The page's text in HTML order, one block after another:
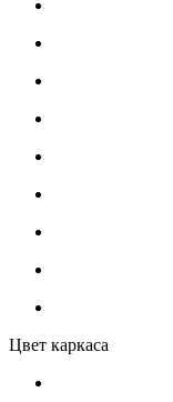
Цвет каркаса